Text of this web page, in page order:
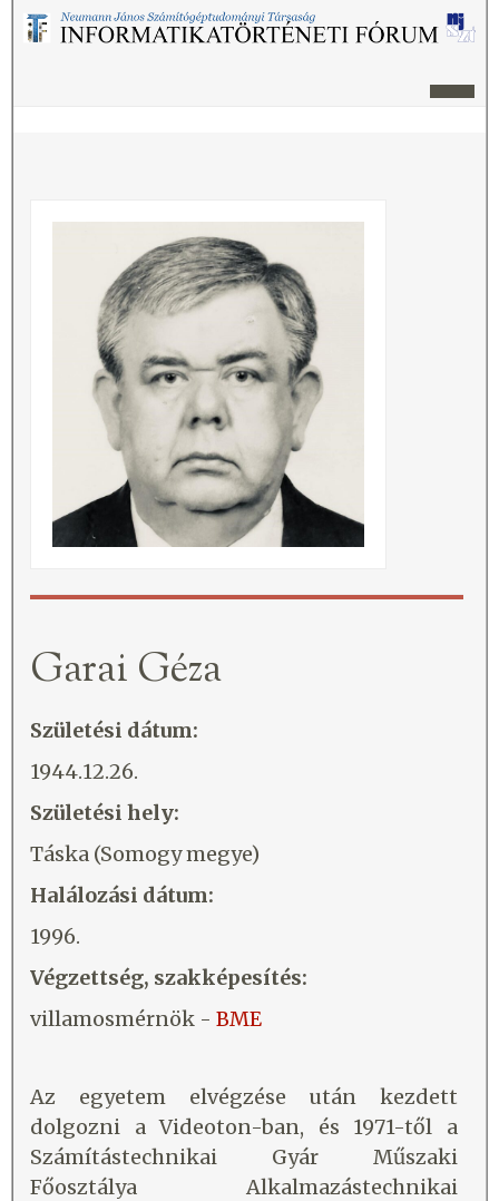
Garai Géza
Születési dátum:
1944.12.26.
Születési hely:
Táska (Somogy megye)
Halálozási dátum:
1996.
Végzettség, szakképesítés:
villamosmérnök - BME
Az egyetem elvégzése után kezdett
dolgozni a Videoton-ban, és 1971-től a
Számítástechnikai Gyár Műszaki
Főosztálya Alkalmazástechnikai